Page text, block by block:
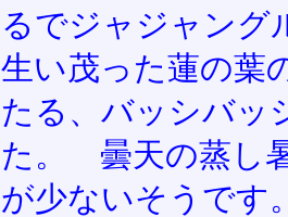
るでジャジャング
生い茂った蓮の葉
たる、バッシバッ
た。 曇天の蒸し
が少ないそうです